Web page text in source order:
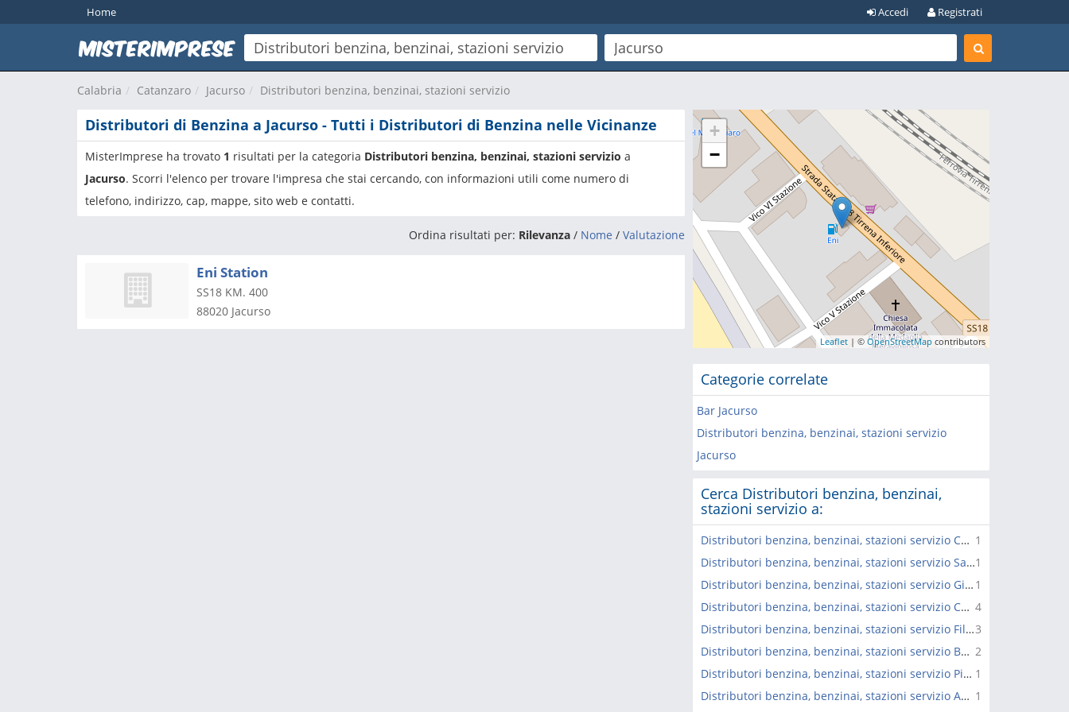
Home Registrati
Accedi
Calabria Catanzaro Jacurso Distributori benzina, benzinai, stazioni servizio
Distributori di Benzina a Jacurso - Tutti i Distributori di Benzina nelle Vicinanze
MisterImprese ha trovato 1 risultati per la categoria Distributori benzina, benzinai, stazioni servizio a
Jacurso. Scorri l'elenco per trovare l'impresa che stai cercando, con informazioni utili come numero di
telefono, indirizzo, cap, mappe, sito web e contatti.
Ordina risultati per: Rilevanza / Nome / Valutazione
Eni Station
SS18 KM. 400
88020 Jacurso
+
−
Leaflet | ©OpenStreetMap contributors
Categorie correlate
Bar Jacurso
Distributori benzina, benzinai, stazioni servizio
Jacurso
Cerca Distributori benzina, benzinai,
stazioni servizio a:
1
Distributori benzina, benzinai, stazioni servizio Cortale
1
Distributori benzina, benzinai, stazioni servizio San Pietro a Maida
1
Distributori benzina, benzinai, stazioni servizio Girifalco
4
Distributori benzina, benzinai, stazioni servizio Curinga
3
Distributori benzina, benzinai, stazioni servizio Filadelfia
2
Distributori benzina, benzinai, stazioni servizio Borgia
1
Distributori benzina, benzinai, stazioni servizio Pianopoli
1
Distributori benzina, benzinai, stazioni servizio Amato